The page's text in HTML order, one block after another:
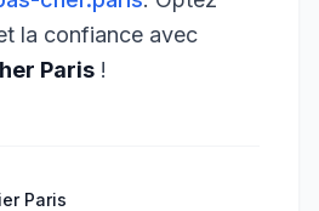
la confiance avec
Paris !
Paris